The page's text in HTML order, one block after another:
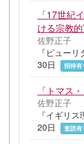
「17世紀
ける宗教
佐野正子
『ピュー
30日
招待有
「トマス
佐野正子
『イギリ
20日
査読有